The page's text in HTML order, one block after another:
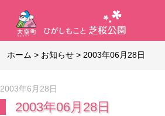
ホーム > お知らせ >2003年06月28日
2003年6月28日
2003年06月28日